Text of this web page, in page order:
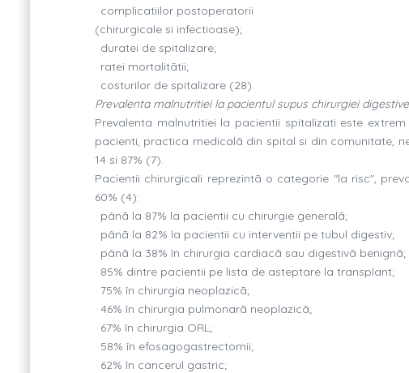
· complicatiilor postoperatorii
(chirurgicale si infectioase);
· duratei de spitalizare;
· ratei mortalitãtii;
· costurilor de spitalizare (28).
Prevalenta malnutritiei la pacientul supus chirurgiei digestive
Prevalenta malnutritiei la pacientii spitalizati este
pacienti, practica medicalã din spital si din comunitate,
14 si 87% (7).
Pacientii chirurgicali reprezintã o categorie "la risc",
60% (4):
· pânã la 87% la pacientii cu chirurgie generalã;
· pânã la 82% la pacientii cu interventii pe tubul digestiv;
· pânã la 38% în chirurgia cardiacã sau digestivã benignã;
· 85% dintre pacientii pe lista de asteptare la transplant;
· 75% în chirurgia neoplazicã;
· 46% în chirurgia pulmonarã neoplazicã;
· 67% în chirurgia ORL;
· 58% în efosagogastrectomii;
· 62% în cancerul gastric;